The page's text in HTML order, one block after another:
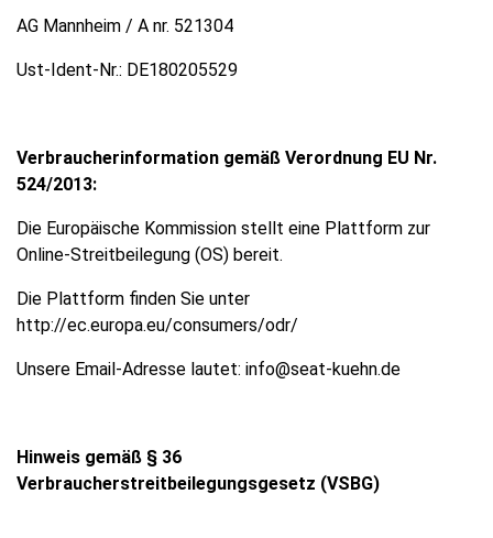
AG Mannheim / A nr. 521304
Ust-Ident-Nr.: DE180205529
Verbraucherinformation gemäß Verordnung EU Nr.
524/2013:
Die Europäische Kommission stellt eine Plattform zur
Online-Streitbeilegung (OS) bereit.
Die Plattform finden Sie unter
http://ec.europa.eu/consumers/odr/
Unsere Email-Adresse lautet: info@seat-kuehn.de
Hinweis gemäß § 36
Verbraucherstreitbeilegungsgesetz (VSBG)